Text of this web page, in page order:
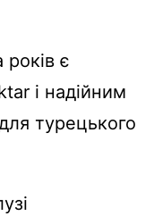
є
і надійним
турецького